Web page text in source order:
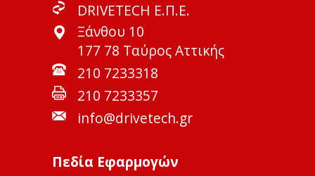
DRIVETECH Ε.Π.Ε.
Ξάνθου 10
177 78 Ταύρος Αττικής
210 7233318
210 7233357
info@drivetech.gr
Πεδία Εφαρμογών